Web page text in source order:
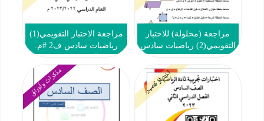
مراجعة (محلولة) للاختبار
التقويمي(2) رياضيات سادس
مراجعة الاختبار التقويمي(1)
رياضيات سادس ف2 #م.
اختبار قصير مذكرات وأوراق